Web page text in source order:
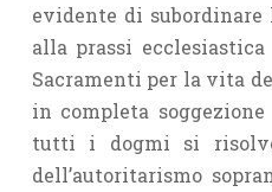
evidente di
alla prassi
Sacramenti per la vita
in completa
tutti i dogmi si
dell’autoritarismo